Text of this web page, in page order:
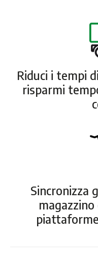
Riduci i tempi
risparmi
Sincronizza